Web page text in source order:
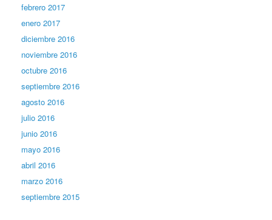
febrero 2017
enero 2017
diciembre 2016
noviembre 2016
octubre 2016
septiembre 2016
agosto 2016
julio 2016
junio 2016
mayo 2016
abril 2016
marzo 2016
septiembre 2015